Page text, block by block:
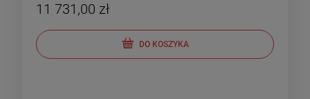
11 731,00 zł
DO KOSZYKA